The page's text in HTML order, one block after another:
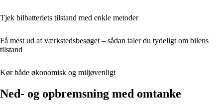
Tjek bilbatteriets tilstand med enkle metoder
Få mest ud af værkstedsbesøget – sådan taler du tydeligt om bilens
tilstand
Kør både økonomisk og miljøvenligt
Ned- og opbremsning med omtanke